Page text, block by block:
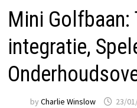
Mini Golfbaan:
integratie,
by Charlie Winslow 23/